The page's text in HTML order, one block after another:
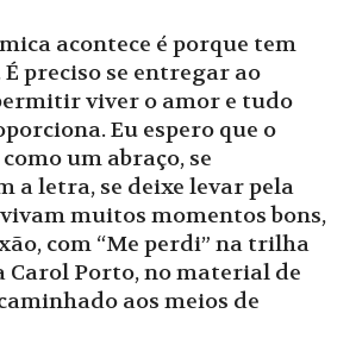
acontece é porque tem
preciso se entregar ao
viver o amor e tudo
Eu espero que o
um abraço, se
a letra, se deixe levar pela
muitos momentos bons,
com “Me perdi” na trilha
Carol Porto, no material de
aos meios de